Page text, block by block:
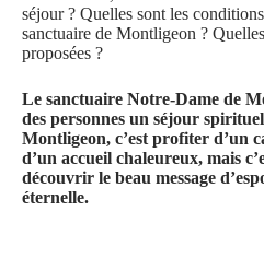
séjour ? Quelles sont les
sanctuaire de Montligeon ?
proposées ?
Le sanctuaire Notre-Dame de
des personnes un séjour
Montligeon, c’est profiter d’un
d’un accueil chaleureux, mais
découvrir le beau message
éternelle.